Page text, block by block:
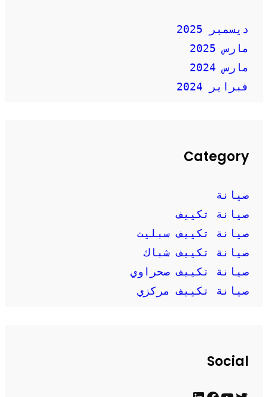
ديسمبر 2025
مارس 2025
مارس 2024
فبراير 2024
Category
صيانة
صيانة تكييف
صيانة تكييف سبليت
صيانة تكييف شباك
صيانة تكييف صحراوي
صيانة تكييف مركزي
Social